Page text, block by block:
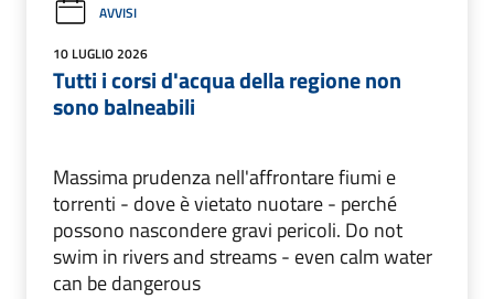
AVVISI
10 LUGLIO 2026
Tutti i corsi d'acqua della regione non
sono balneabili
Massima prudenza nell'affrontare fiumi e
torrenti - dove è vietato nuotare - perché
possono nascondere gravi pericoli. Do not
swim in rivers and streams - even calm water
can be dangerous